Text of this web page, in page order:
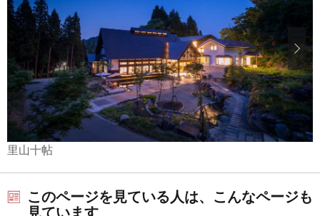
里山十帖
このページを見ている人は、こんなページも
見ています